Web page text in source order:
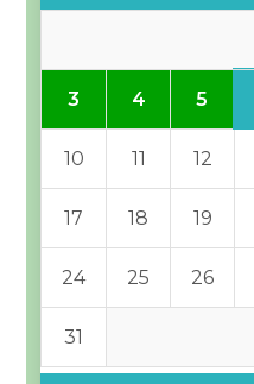
3 4 5
10 11 12
17 18 19
24 25 26
31